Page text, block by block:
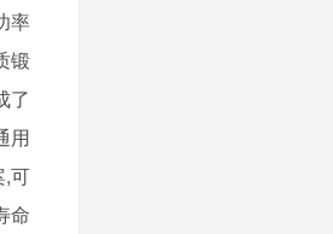
率
锻
了
用
,可
命